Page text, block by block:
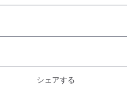
シェアする